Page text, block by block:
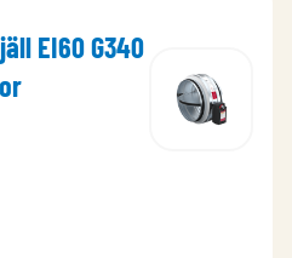
EI60 G340